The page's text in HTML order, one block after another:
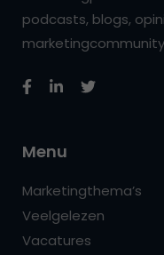
podcasts, blogs,
Menu
Marketingthema’s
Veelgelezen
Vacatures